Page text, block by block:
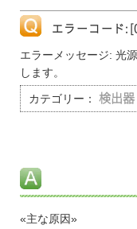
エラーコード
エラーメッセージ: 光
します。
カテゴリー： 検出器
«主な原因»
Information] to